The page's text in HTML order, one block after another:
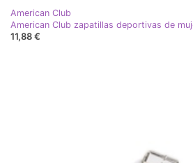
American Club
American Club zapatillas deportivas de
11,88 €